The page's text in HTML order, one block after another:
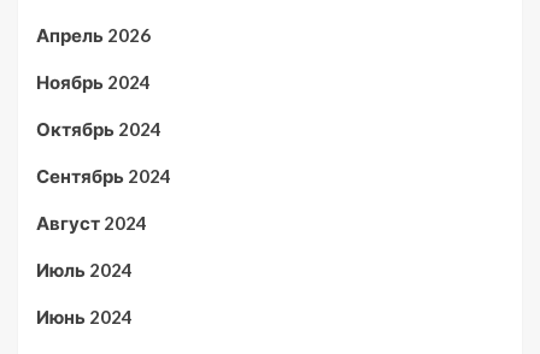
Апрель 2026
Ноябрь 2024
Октябрь 2024
Сентябрь 2024
Август 2024
Июль 2024
Июнь 2024